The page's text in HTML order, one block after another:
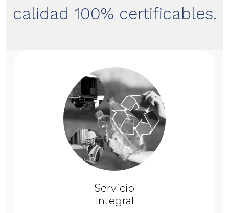
calidad 100% certificables.
Servicio
Integral